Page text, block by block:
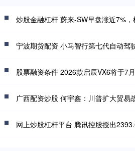
炒股金融杠杆 蔚来-SW早盘涨近7%，机构称乐道L90预售价超预期，
宁波期货配资 小马智行第七代自动驾
股票融资条件 2026款启辰VX6将于7月
广西配资炒股 何宇鑫：川普扩大贸易战，关
网上炒股杠杆平台 腾讯控股授出